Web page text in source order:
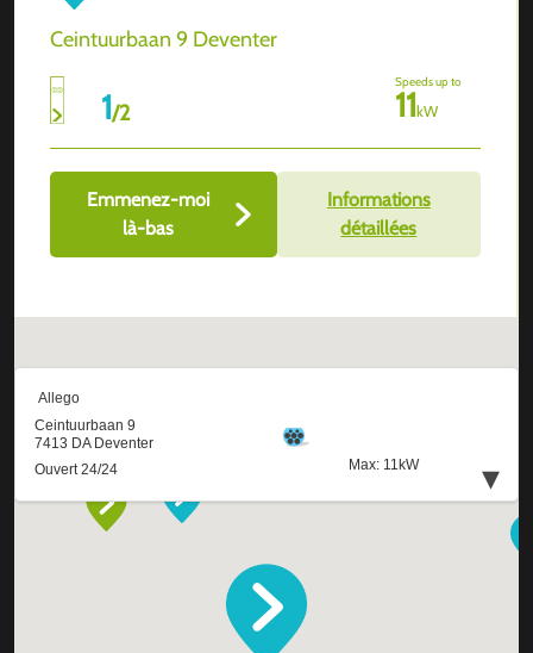
Ceintuurbaan 9 Deventer
1/2
Speeds up to
11kW
Emmenez-moi
là-bas
Informations
détaillées